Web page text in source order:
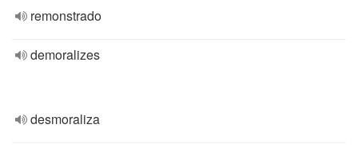
remonstrado
demoralizes
desmoraliza